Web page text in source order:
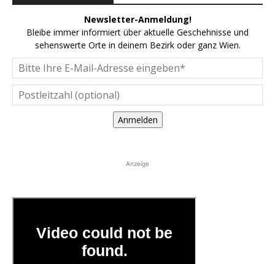
Newsletter-Anmeldung!
Bleibe immer informiert über aktuelle Geschehnisse und
sehenswerte Orte in deinem Bezirk oder ganz Wien.
Anmelden
Anzeige